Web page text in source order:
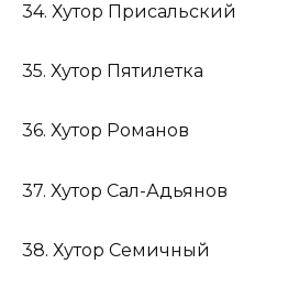
34. Хутор Присальский
35. Хутор Пятилетка
36. Хутор Романов
37. Хутор Сал-Адьянов
38. Хутор Семичный